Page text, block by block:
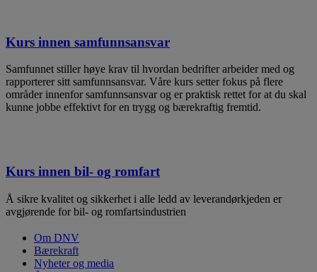
Kurs innen samfunnsansvar
Samfunnet stiller høye krav til hvordan bedrifter arbeider med og
rapporterer sitt samfunnsansvar. Våre kurs setter fokus på flere
områder innenfor samfunnsansvar og er praktisk rettet for at du skal
kunne jobbe effektivt for en trygg og bærekraftig fremtid.
Kurs innen bil- og romfart
Å sikre kvalitet og sikkerhet i alle ledd av leverandørkjeden er
avgjørende for bil- og romfartsindustrien
Om DNV
Bærekraft
Nyheter og media